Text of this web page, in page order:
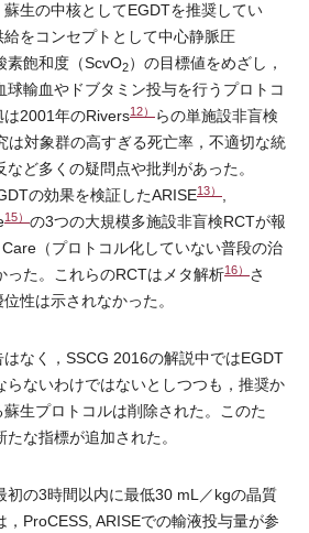
生の中核としてEGDTを推奨してい
をコンセプトとして中心静脈圧
素飽和度（ScvO2）の目標値をめざし，
球輸血やドブタミン投与を行うプロトコ
は2001年のRivers12）
らの単施設非盲検
は対象群の高すぎる死亡率，不適切な統
ど多くの疑問点や批判があった。
の効果を検証したARISE13）
15） の3つの大規模多施設非盲検RCTが報
（プロトコル化していない普段の治
った。これらのRCTはメタ解析16） さ
性は示されなかった。
なく，SSCG 2016の解説中ではEGDT
らないわけではないとしつつも，推奨か
生プロトコルは削除された。このた
な指標が追加された。
の3時間以内に最低30 mL／kgの晶質
ProCESS, ARISEでの輸液投与量が参